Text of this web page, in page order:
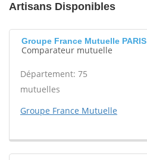
Artisans Disponibles
Groupe France Mutuelle PARIS
Comparateur mutuelle
Département: 75
mutuelles
Groupe France Mutuelle